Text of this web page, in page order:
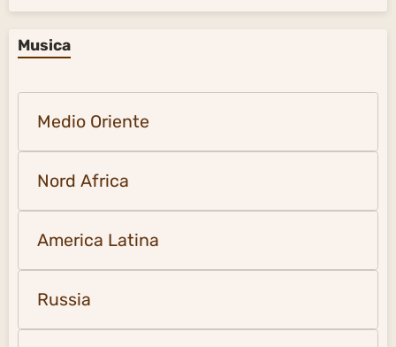
Musica
Medio Oriente
Nord Africa
America Latina
Russia